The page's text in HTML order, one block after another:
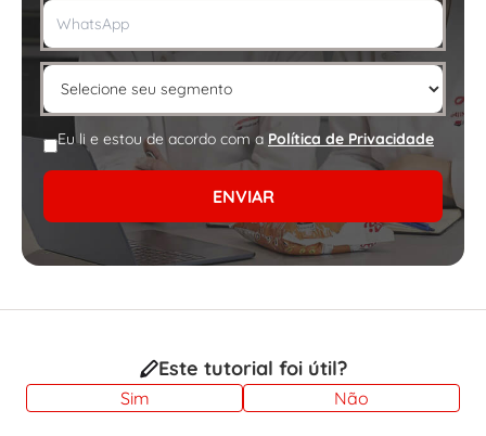
Eu li e estou de acordo com a Política de Privacidade
ENVIAR
Este tutorial foi útil?
Sim Não